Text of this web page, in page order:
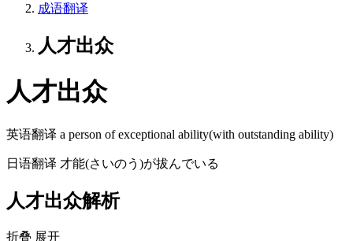
成语翻译
人才出众
人才出众
英语翻译 a person of exceptional ability(with outstanding ability)
日语翻译 才能(さいのう)が拔んでいる
人才出众解析
折叠 展开